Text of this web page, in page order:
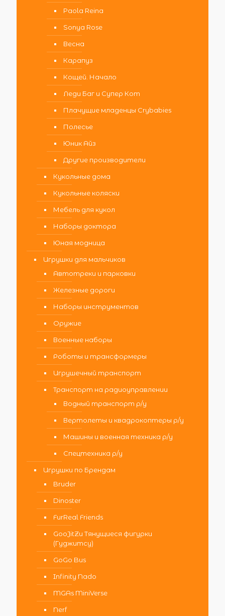
Paola Reina
Sonya Rose
Весна
Карапуз
Кощей. Начало
Леди Баг и Супер Кот
Плачущие младенцы Crybabies
Полесье
Юник Айз
Другие производители
Кукольные дома
Кукольные коляски
Мебель для кукол
Наборы доктора
Юная модница
Игрушки для мальчиков
Автотреки и парковки
Железные дороги
Наборы инструментов
Оружие
Военные наборы
Роботы и трансформеры
Игрушечный транспорт
Транспорт на радиоуправлении
Водный транспорт р/у
Вертолеты и квадрокоптеры р/у
Машины и военная техника р/у
Спецтехника р/у
Игрушки по Брендам
Bruder
Dinoster
FurReal Friends
GooJitZu Тянущиеся фигурки
(Гуджитсу)
GoGo Bus
Infinity Nado
MGAs MiniVerse
Nerf